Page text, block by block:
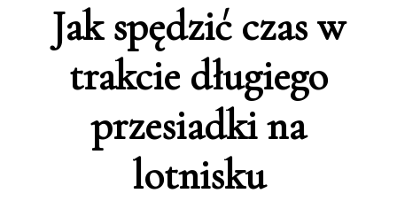
Jak spędzić czas w
trakcie długiego
przesiadki na
lotnisku